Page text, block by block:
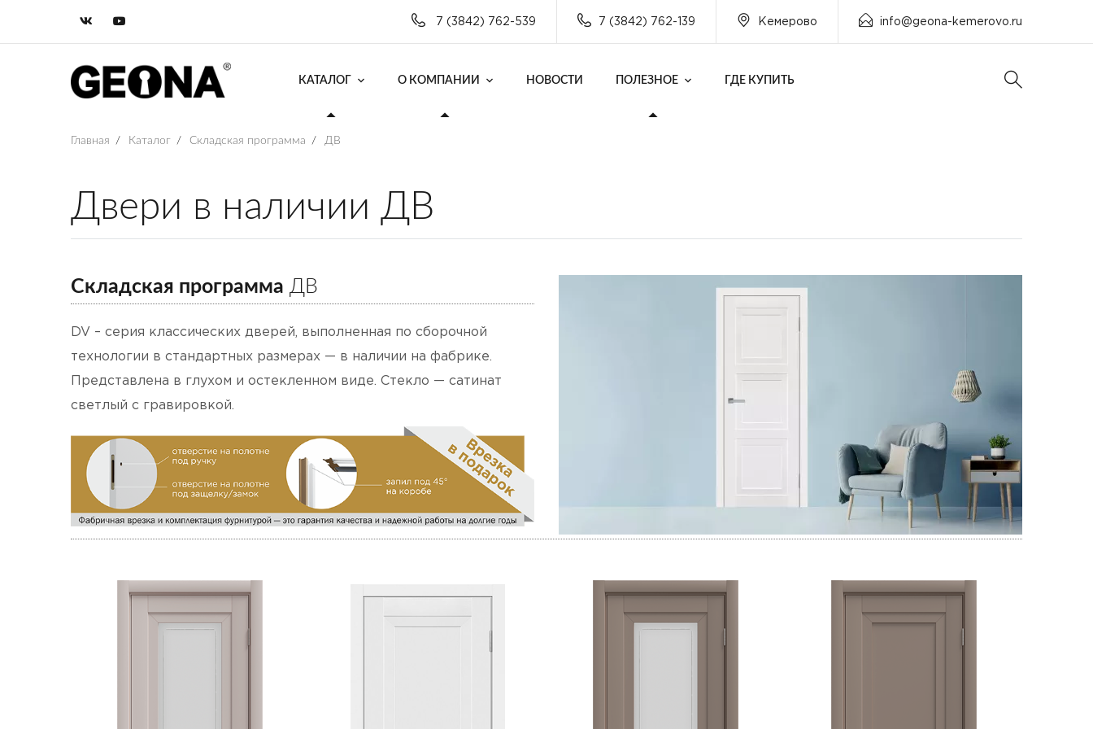
7 (3842) 762-539 7 (3842) 762-139 Кемерово info@geona-kemerovo.ru
КАТАЛОГ О КОМПАНИИ НОВОСТИ ПОЛЕЗНОЕ ГДЕ КУПИТЬ
Главная / Каталог / Складская программа / ДВ
Двери в наличии ДВ
Складская программа ДВ
DV – серия классических дверей, выполненная по сборочной
технологии в стандартных размерах — в наличии на фабрике.
Представлена в глухом и остекленном виде. Стекло — сатинат
светлый с гравировкой.